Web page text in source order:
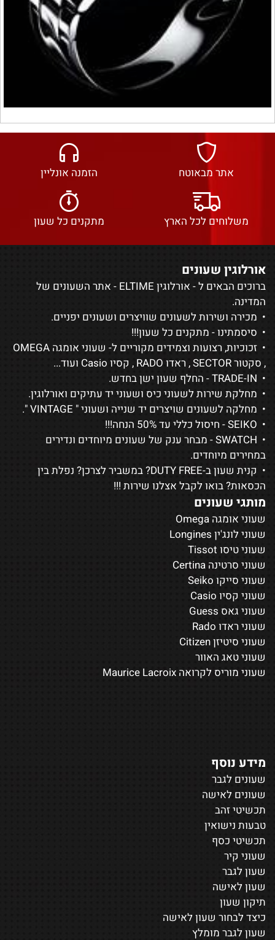
אתר מבאוטח הזמנה אונליין
משלוחים לכל הארץ מתקנים כל שעון
אורלוגין שעונים
ברוכים הבאים ל - אורלוגין ELTIME - אתר השעונים של
המדינה.
• מכירה ושירות לשעונים שוויצרים ושעונים יפניים.
• סיסמתינו - מתקנים כל שעון!!!
• זכוכיות, רצועות וצמידים מקוריים ל- שעוני אומגה OMEGA
, סקטור SECTOR , ראדו RADO , קסיו Casio
ועוד...
• TRADE-IN - החלף שעון ישן בחדש.
• מחלקת שירות לשעוני כיס ושעוני יד עתיקים ואורלוגין.
• מחלקה לשעונים שויצרים יד שנייה ושעוני " VINTAGE
".
•
SEIKO- חיסול כללי עד 50% הנחה!!!
•
SWATCH- מבחר ענק של שעונים מיוחדים ונדירים
במחירים מיוחדים.
• קנית שעון ב-DUTY FREE? במשביר לצרכן? נפלת בין
הכסאות? בואו לקבל אצלנו שירות !!!
מותגי שעונים
שעוני אומגה Omega
שעוני לונג'ין Longines
שעוני טיסו Tissot
שעוני סרטינה Certina
שעוני סייקו Seiko
שעוני קסיו Casio
שעוני גאס Guess
שעוני ראדו Rado
שעוני סיטיזן Citizen
שעוני טאג האוור
שעוני מוריס לקרואה Maurice Lacroix
מידע נוסף
שעונים לגבר
שעונים לאישה
תכשיטי זהב
טבעות נישואין
תכשיטי כסף
שעוני קיר
שעון לגבר
שעון לאישה
תיקון שעון
כיצד לבחור שעון לאישה
שעון לגבר מומלץ